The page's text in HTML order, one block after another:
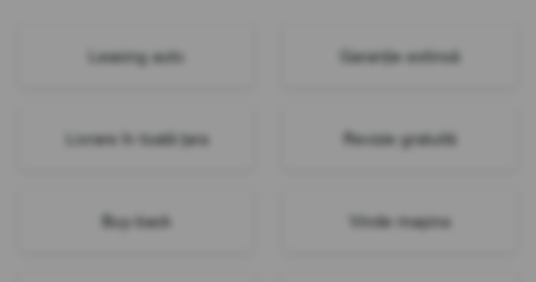
Leasing auto Garanție extinsă
Livrare în toată țara Revizie gratuită
Buy-back Vinde mașina